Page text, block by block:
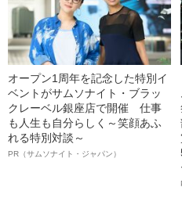
オープン1周年を記念した特別イ
ベントがサムソナイト・ブラッ
クレーベル銀座店で開催 仕事
も人生も自分らしく～笑顔あふ
れる特別対談～
PR（サムソナイト・ジャパン）